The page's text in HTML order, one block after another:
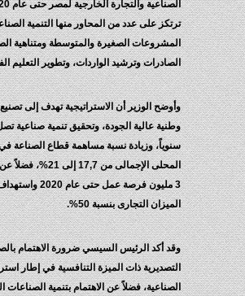
الصناعية والتجارة الخارجية لمصر حتى عام 2020، والتي
ترتكز على عدد من المحاور منها التنمية الصناعية، وتنمية
المشروعات الصغيرة والمتوسطة ومتناهية الصغر، وزيادة
الصادرات وترشيد الواردات، وتطوير التعليم الفني والمهنى.
وأوضح الوزير أن الاستراتيجية تهدف إلى تصنيع منتجات
وطنية عالية الجودة، وتحقيق تنمية صناعية تصل إلى 8%
سنوياً، وزيادة نسبة مساهمة قطاع الصناعة في الناتج
المحلى الإجمالى من 17,7 إلى 21%، فضلاً عن إتاحة حوالى
3 مليون فرصة عمل حتى عام 2020 واستهداف تخفيض عجز
الميزان التجارى بنسبة 50%.
وقد أكد الرئيس السيسي ضرورة الاهتمام بالصناعات
التصديرية ذات الميزة التنافسية في إطار استراتيجية التنمية
الصناعية، فضلاً عن الاهتمام بتنمية الصناعات التي تلبى